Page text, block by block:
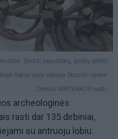
dalis. Šimtai papuošalų, ginklų aptikti
Šatos upės slėnyje Skuodo rajone.
Deniso NIKITENKOS nuotr.
archeologinės
rasti dar 135 dirbiniai,
su antruoju lobiu.